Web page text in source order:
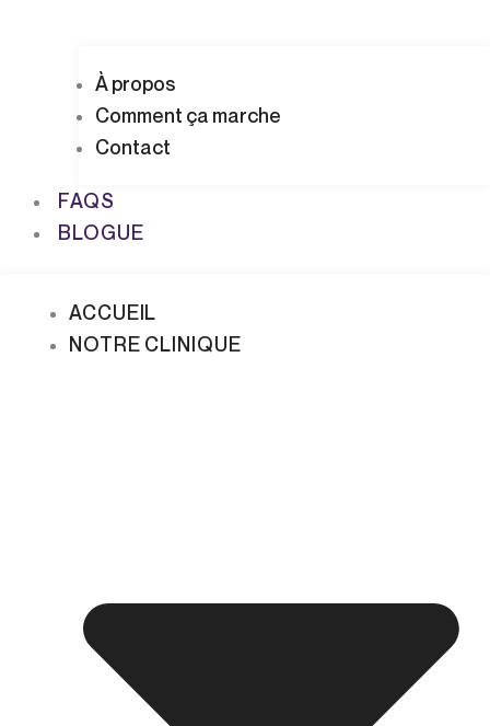
À propos
Comment ça marche
Contact
FAQS
BLOGUE
ACCUEIL
NOTRE CLINIQUE